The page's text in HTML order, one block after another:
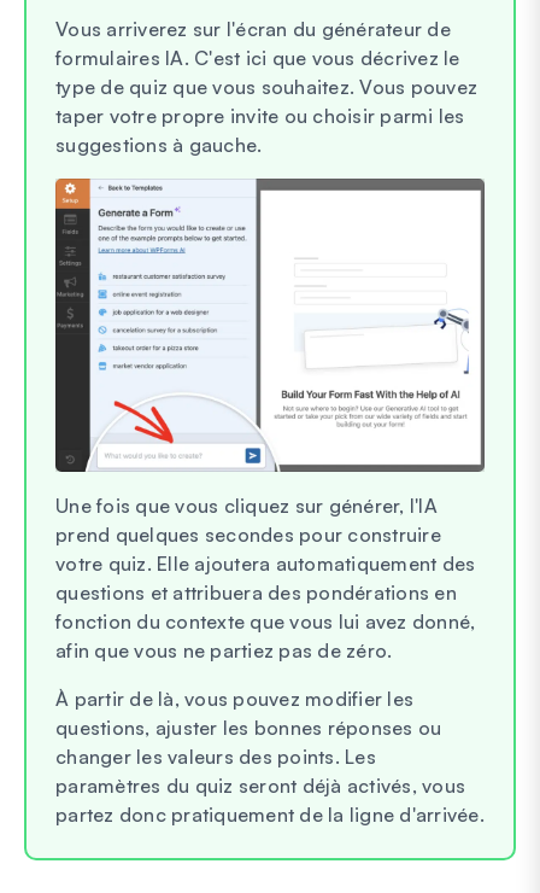
Vous arriverez sur l'écran du générateur de
formulaires IA. C'est ici que vous décrivez le
type de quiz que vous souhaitez. Vous pouvez
taper votre propre invite ou choisir parmi les
suggestions à gauche.
Une fois que vous cliquez sur générer, l'IA
prend quelques secondes pour construire
votre quiz. Elle ajoutera automatiquement des
questions et attribuera des pondérations en
fonction du contexte que vous lui avez donné,
afin que vous ne partiez pas de zéro.
À partir de là, vous pouvez modifier les
questions, ajuster les bonnes réponses ou
changer les valeurs des points. Les
paramètres du quiz seront déjà activés, vous
partez donc pratiquement de la ligne d'arrivée.